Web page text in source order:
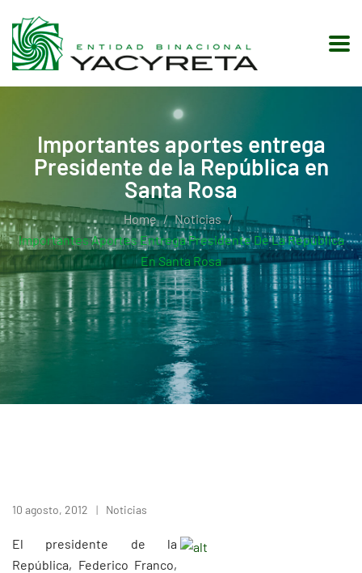
Importantes aportes entrega
Presidente de la República en
Santa Rosa
Home
Noticias
Importantes Aportes Entrega Presidente De La República
En Santa Rosa
10 agosto, 2012 Noticias
El presidente de la
República, Federico Franco,